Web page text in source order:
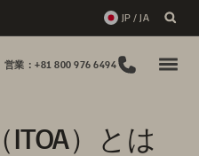
JP / JA
営業：+81 800 976 6494
ITOA）とは